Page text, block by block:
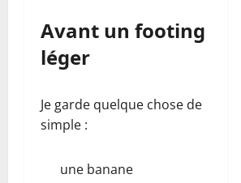
Avant un footing
léger
Je garde quelque chose de
simple :
une banane